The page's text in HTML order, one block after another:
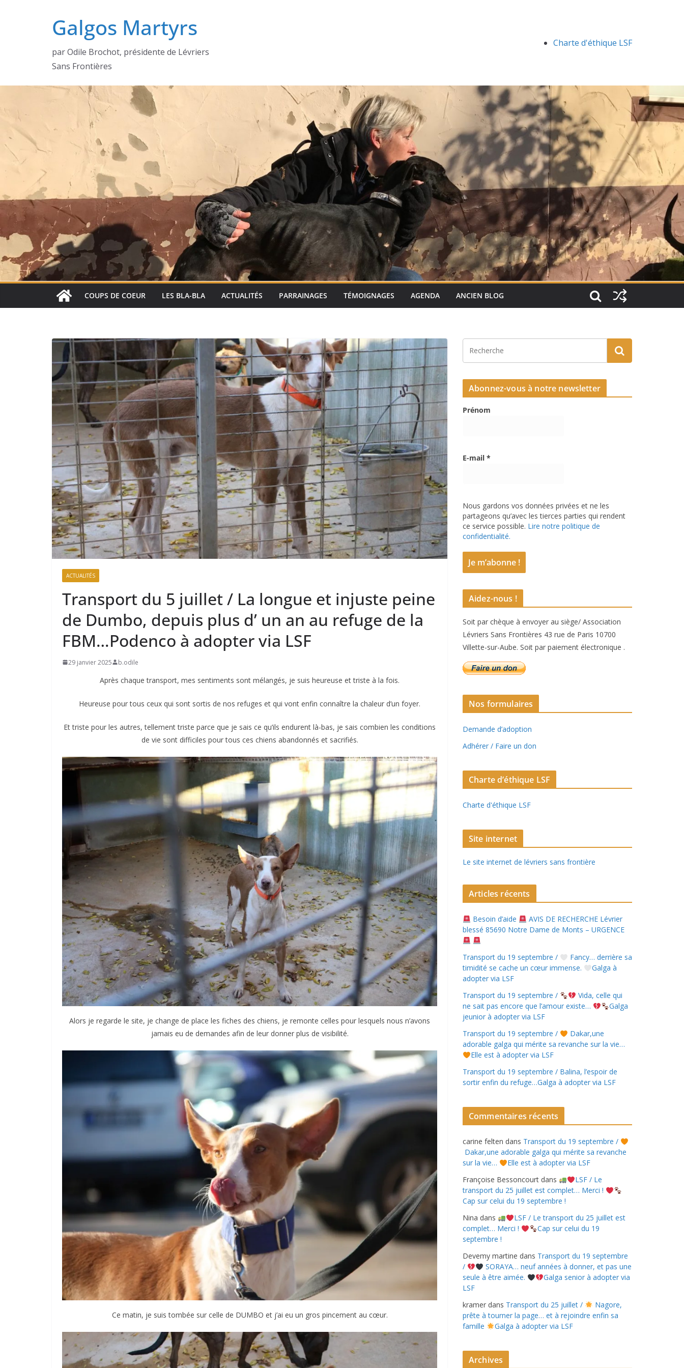
Galgos Martyrs
par Odile Brochot, présidente de Lévriers
Sans Frontières
Charte d'éthique LSF
COUPS DE COEUR LES BLA-BLA ACTUALITÉS PARRAINAGES TÉMOIGNAGES AGENDA ANCIEN BLOG
ACTUALITÉS
Transport du 5 juillet / La longue et injuste peine
de Dumbo, depuis plus d’ un an au refuge de la
FBM…Podenco à adopter via LSF
29 janvier 2025 b.odile
Après chaque transport, mes sentiments sont mélangés, je suis heureuse et triste à la fois.
Heureuse pour tous ceux qui sont sortis de nos refuges et qui vont enfin connaître la chaleur d’un foyer.
Et triste pour les autres, tellement triste parce que je sais ce qu’ils endurent là-bas, je sais combien les conditions
de vie sont difficiles pour tous ces chiens abandonnés et sacrifiés.
Alors je regarde le site, je change de place les fiches des chiens, je remonte celles pour lesquels nous n’avons
jamais eu de demandes afin de leur donner plus de visibilité.
Ce matin, je suis tombée sur celle de DUMBO et j’ai eu un gros pincement au cœur.
Abonnez-vous à notre newsletter
Prénom
E-mail *
Nous gardons vos données privées et ne les
partageons qu’avec les tierces parties qui rendent
ce service possible. Lire notre politique de
confidentialité.
Aidez-nous !
Soit par chèque à envoyer au siège/ Association
Lévriers Sans Frontières 43 rue de Paris 10700
Villette-sur-Aube. Soit par paiement électronique .
Nos formulaires
Demande d’adoption
Adhérer / Faire un don
Charte d’éthique LSF
Charte d'éthique LSF
Site internet
Le site internet de lévriers sans frontière
Articles récents
Besoin d’aide
AVIS DE RECHERCHE Lévrier
blessé 85690 Notre Dame de Monts – URGENCE
Transport du 19 septembre /
Fancy… derrière sa
timidité se cache un cœur immense.
Galga à
adopter via LSF
Transport du 19 septembre /
Vida, celle qui
ne sait pas encore que l’amour existe…
Galga
jeunior à adopter via LSF
Transport du 19 septembre /
Dakar,une
adorable galga qui mérite sa revanche sur la vie…
Elle est à adopter via LSF
Transport du 19 septembre / Balina, l’espoir de
sortir enfin du refuge…Galga à adopter via LSF
Commentaires récents
carine felten dans Transport du 19 septembre /
Dakar,une adorable galga qui mérite sa revanche
sur la vie…
Elle est à adopter via LSF
Françoise Bessoncourt dans
LSF / Le
transport du 25 juillet est complet… Merci !
Cap sur celui du 19 septembre !
Nina dans
LSF / Le transport du 25 juillet est
complet… Merci !
Cap sur celui du 19
septembre !
Devemy martine dans Transport du 19 septembre
/
SORAYA… neuf années à donner, et pas une
seule à être aimée.
Galga senior à adopter via
LSF
kramer dans Transport du 25 juillet /
Nagore,
prête à tourner la page… et à rejoindre enfin sa
famille
Galga à adopter via LSF
Archives